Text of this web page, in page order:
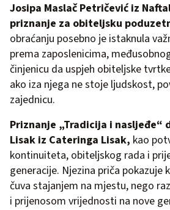
Josipa Maslač Petričević iz
priznanje za obiteljsku
obraćanju posebno je istaknula
prema zaposlenicima,
činjenicu da uspjeh obiteljske
ako iza njega ne stoje ljudskost,
zajednicu.
Priznanje „Tradicija i nasljeđe“
Lisak iz Cateringa Lisak, kao
kontinuiteta, obiteljskog rada i
generacije. Njezina priča pokazuje
čuva stajanjem na mjestu, nego
i prijenosom vrijednosti na nove